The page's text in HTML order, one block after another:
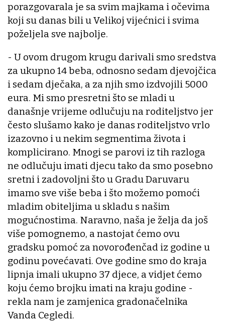
porazgovarala je sa svim majkama i očevima
koji su danas bili u Velikoj vijećnici i svima
poželjela sve najbolje.
- U ovom drugom krugu darivali smo sredstva
za ukupno 14 beba, odnosno sedam djevojčica
i sedam dječaka, a za njih smo izdvojili 5000
eura. Mi smo presretni što se mladi u
današnje vrijeme odlučuju na roditeljstvo jer
često slušamo kako je danas roditeljstvo vrlo
izazovno i u nekim segmentima života i
komplicirano. Mnogi se parovi iz tih razloga
ne odlučuju imati djecu tako da smo posebno
sretni i zadovoljni što u Gradu Daruvaru
imamo sve više beba i što možemo pomoći
mladim obiteljima u skladu s našim
mogućnostima. Naravno, naša je želja da još
više pomognemo, a nastojat ćemo ovu
gradsku pomoć za novorođenčad iz godine u
godinu povećavati. Ove godine smo do kraja
lipnja imali ukupno 37 djece, a vidjet ćemo
koju ćemo brojku imati na kraju godine -
rekla nam je zamjenica gradonačelnika
Vanda Cegledi.